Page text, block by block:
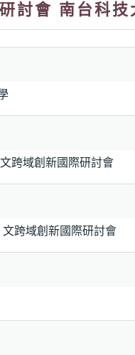
討會 南台科技
跨域創新國際研討會
文跨域創新國際研討會